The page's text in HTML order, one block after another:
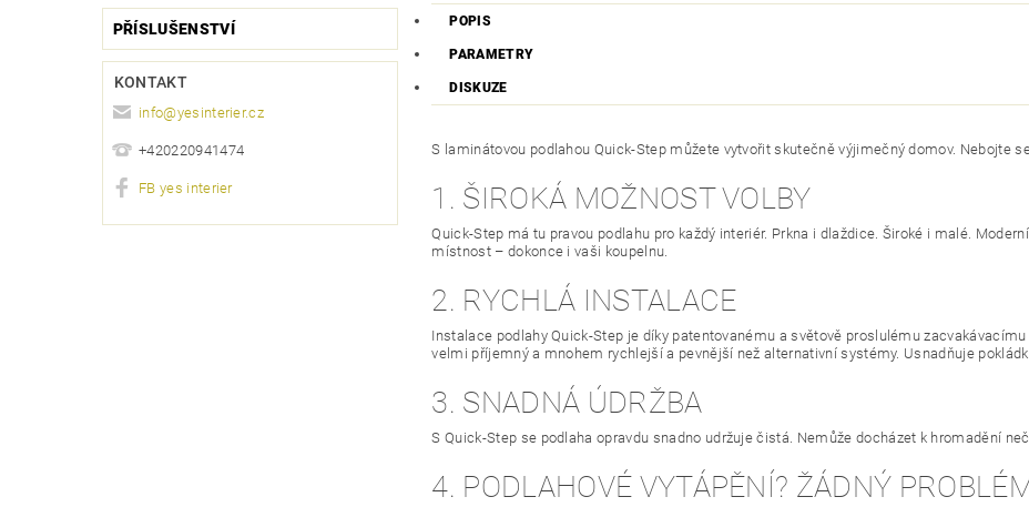
PŘÍSLUŠENSTVÍ
KONTAKT
info@yesinterier.cz
+420220941474
FB yes interier
POPIS
PARAMETRY
DISKUZE
S laminátovou podlahou Quick-Step můžete vytvořit skutečně výjimečný domov. Nebojte
1. ŠIROKÁ MOŽNOST VOLBY
Quick-Step má tu pravou podlahu pro každý interiér. Prkna i dlaždice. Široké i malé.
místnost – dokonce i vaši koupelnu.
2. RYCHLÁ INSTALACE
Instalace podlahy Quick-Step je díky patentovanému a světově proslulému
velmi příjemný a mnohem rychlejší a pevnější než alternativní systémy. Usnadňuje
3. SNADNÁ ÚDRŽBA
S Quick-Step se podlaha opravdu snadno udržuje čistá. Nemůže docházet k hromadění
4. PODLAHOVÉ VYTÁPĚNÍ? ŽÁDNÝ